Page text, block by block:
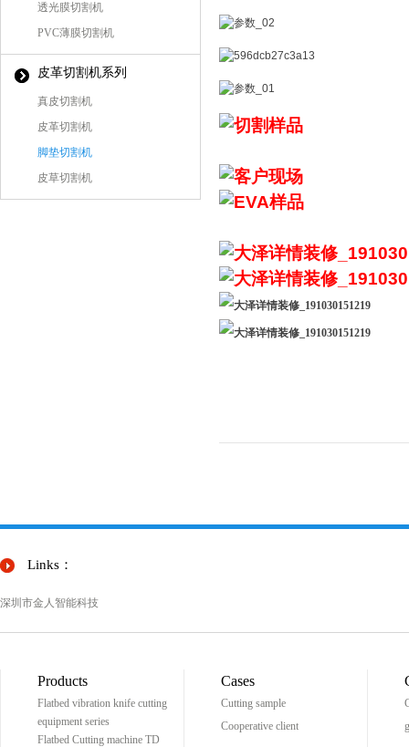
透光膜切割机
PVC薄膜切割机
皮革切割机系列
真皮切割机
皮革切割机
脚垫切割机
皮草切割机
Links：
深圳市金人智能科技
Products
Flatbed vibration knife cutting
equipment series
Flatbed Cutting machine TD
Cases
Cutting sample
Cooperative client